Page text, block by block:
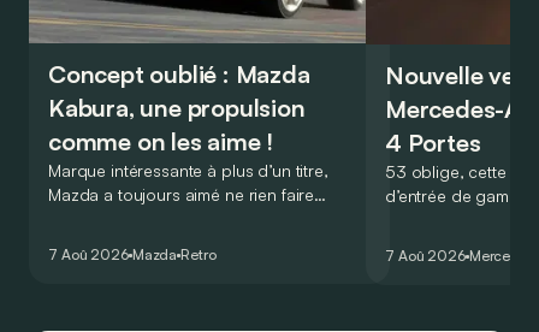
Concept oublié : Mazda
Kabura, une propulsion
comme on les aime !
Marque intéressante à plus d’un titre,
Mazda a toujours aimé ne rien faire
de la plus belle des manières…
7 Aoû 2026 Mazda Retro
Nouvelle
Mercedes-
4 Portes
53 oblige, cette
d’entrée de
moins…
7 Aoû 2026 Mercedes